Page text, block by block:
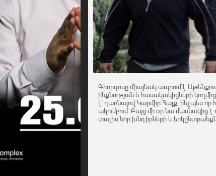
Գիորգոսը միայնակ ապրում է
ինքնության և հասակակիցների
է՝ դառնալով Կարմիր Հալք, ինչպես որ
ակումբում: Բայց մի օր նա մասնակից
տալիս նոր խնդիրների և